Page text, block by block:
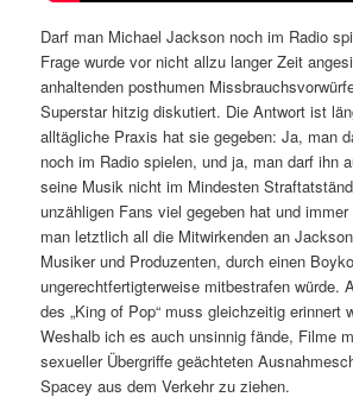
Darf man Michael Jackson noch im Radio
Frage wurde vor nicht allzu langer Zeit
anhaltenden posthumen
Superstar hitzig diskutiert. Die Antwort ist
alltägliche Praxis hat sie gegeben: Ja, man
noch im Radio spielen, und ja, man darf ihn
seine Musik nicht im Mindesten
unzähligen Fans viel gegeben hat und
man letztlich all die Mitwirkenden an
Musiker und Produzenten, durch einen
ungerechtfertigterweise mitbestrafen würde.
des „King of Pop“ muss gleichzeitig erinnert
Weshalb ich es auch unsinnig fände, Filme
sexueller Übergriffe geächteten
Spacey aus dem Verkehr zu ziehen.